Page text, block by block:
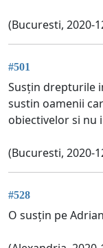
(Bucuresti, 2020-
#501
Susțin drepturile
sustin oamenii
obiectivelor si nu
(Bucuresti, 2020-
#528
O susțin pe